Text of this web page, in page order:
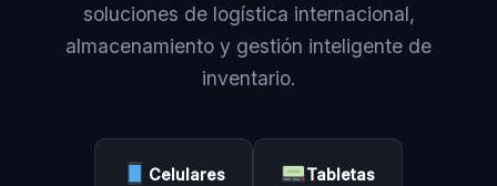
soluciones de logística internacional,
almacenamiento y gestión inteligente de
inventario.
Celulares Tabletas